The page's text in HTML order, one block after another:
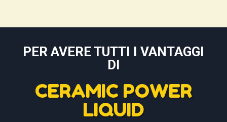
PER AVERE TUTTI I VANTAGGI
DI
CERAMIC POWER
LIQUID